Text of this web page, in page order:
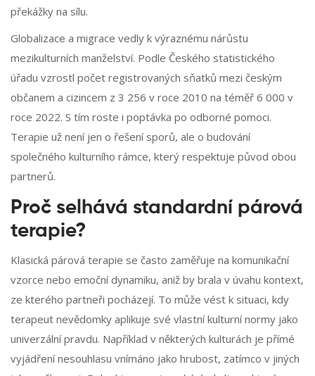
překážky na sílu.
Globalizace a migrace vedly k výraznému nárůstu
mezikulturních manželství. Podle Českého statistického
úřadu vzrostl počet registrovaných sňatků mezi českým
občanem a cizincem z 3 256 v roce 2010 na téměř 6 000 v
roce 2022. S tím roste i poptávka po odborné pomoci.
Terapie už není jen o řešení sporů, ale o budování
společného kulturního rámce, který respektuje původ obou
partnerů.
Proč selhává standardní párová
terapie?
Klasická párová terapie se často zaměřuje na komunikační
vzorce nebo emoční dynamiku, aniž by brala v úvahu kontext,
ze kterého partneři pocházejí. To může vést k situaci, kdy
terapeut nevědomky aplikuje své vlastní kulturní normy jako
univerzální pravdu. Například v některých kulturách je přímé
vyjádření nesouhlasu vnímáno jako hrubost, zatímco v jiných